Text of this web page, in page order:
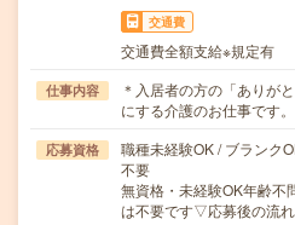
交通費
交通費全額支給※規定有
仕事内容
＊入居者の方の「ありが
にする介護のお仕事です
応募資格
職種未経験OK / ブランク
不要
無資格・未経験OK年齢
は不要です▽応募後の流